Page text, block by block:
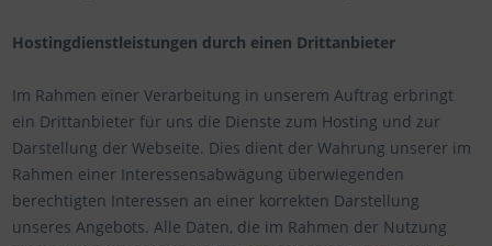
Hostingdienstleistungen durch einen Drittanbieter
Im Rahmen einer Verarbeitung in unserem Auftrag erbringt
ein Drittanbieter für uns die Dienste zum Hosting und zur
Darstellung der Webseite. Dies dient der Wahrung unserer im
Rahmen einer Interessensabwägung überwiegenden
berechtigten Interessen an einer korrekten Darstellung
unseres Angebots. Alle Daten, die im Rahmen der Nutzung